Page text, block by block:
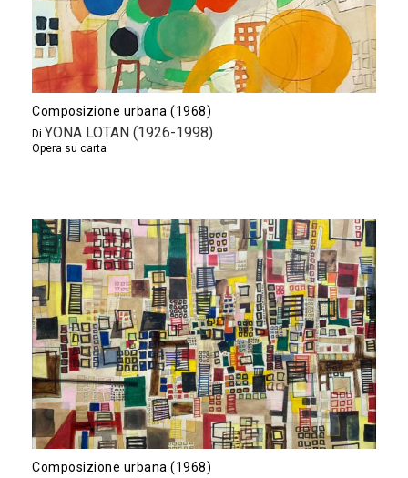
Composizione urbana (1968)
Di YONA LOTAN (1926-1998)
Opera su carta
Composizione urbana (1968)